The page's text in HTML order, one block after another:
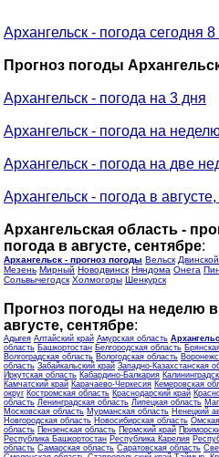
Архангельск - погода сегодня
Прогноз погоды
Архангельск - погода на 3 дня
Архангельск - погода на
Архангельск - погода на две
Архангельск - погода в
Архангельская область -
погода в августе, сентябре:
Архангельск - прогноз погоды Вельск
Мезень Мирный Новодвинск Няндома Онега
Сольвычегодск Холмогоры Шенкурск
Прогноз погоды на неделю
августе, сентябре:
Адыгея Алтайский край Амурская область
область Башкортостан Белгородская область
Волгоградская область Вологодская область
область Забайкальский край Западно-Казахстанская
Иркутская область Кабардино-Балкария
Камчатский край Карачаево-Черкесия Кемеровская
округ Костромская область Краснодарский край
область Ленинградская область Липецкая область
Московская область Мурманская область Ненецкий
Новгородская область Новосибирская область
область Пензенская область Пермский край
Республика Башкортостан Республика Карелия
область Самарская область Саратовская область